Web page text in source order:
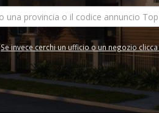
Se invece cerchi un ufficio o un negozio